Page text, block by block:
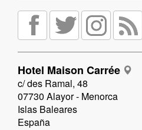
Hotel Maison Carrée
c/ des Ramal, 48
07730 Alayor - Menorca
Islas Baleares
España